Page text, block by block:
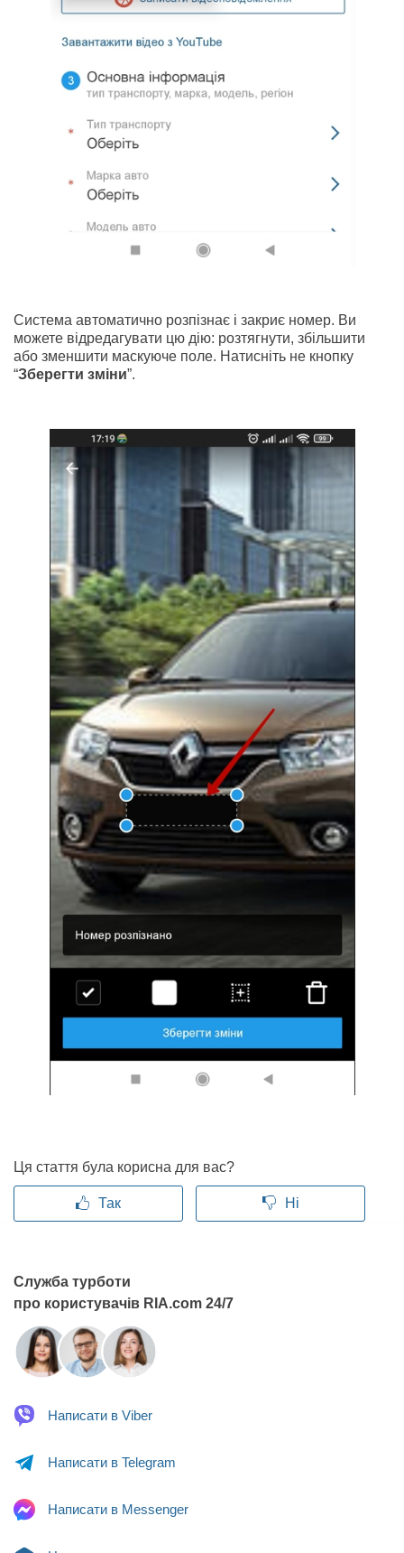
Система автоматично розпізнає і закриє номер. Ви
можете відредагувати цю дію: розтягнути, збільшити
або зменшити маскуюче поле. Натисніть не кнопку
“Зберегти зміни”.
Ця стаття була корисна для вас?
Так Ні
Служба турботи
про користувачів RIA.com 24/7
Написати в Viber
Написати в Telegram
Написати в Messenger